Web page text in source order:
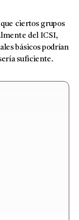
ciertos grupos
del ICSI,
básicos podrían
suficiente.